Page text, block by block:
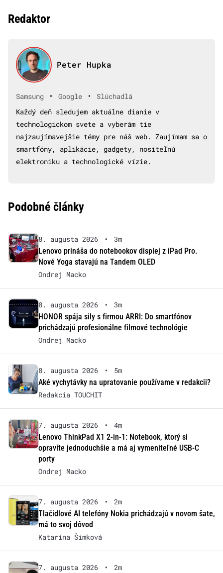
Redaktor
Peter Hupka
Samsung • Google •
Slúchadlá
Každý deň sledujem aktuálne dianie v
technologickom svete a vyberám tie
najzaujímavejšie témy pre náš web. Zaujímam sa o
smartfóny, aplikácie, gadgety, nositeľnú
elektroniku a technologické vízie.
Podobné články
8. augusta 2026 •
3m
Lenovo prináša do notebookov displej z iPad Pro.
Nové Yoga stavajú na Tandem OLED
Ondrej Macko
8. augusta 2026 •
3m
HONOR spája sily s firmou ARRI: Do smartfónov
prichádzajú profesionálne filmové technológie
Ondrej Macko
8. augusta 2026 •
5m
Aké vychytávky na upratovanie používame v redakcii?
Redakcia TOUCHIT
7. augusta 2026 •
4m
Lenovo ThinkPad X1 2-in-1: Notebook, ktorý si
opravíte jednoduchšie a má aj vymeniteľné USB-C
porty
Ondrej Macko
7. augusta 2026 •
2m
Tlačidlové AI telefóny Nokia prichádzajú v novom šate,
má to svoj dôvod
Katarína Šimková
7. augusta 2026 •
2m